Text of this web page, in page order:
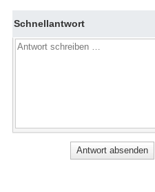
Schnellantwort